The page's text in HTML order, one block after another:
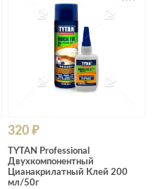
320 ₽
TYTAN Professional
Двухкомпонентный
Цианакрилатный Клей 200
мл/50г